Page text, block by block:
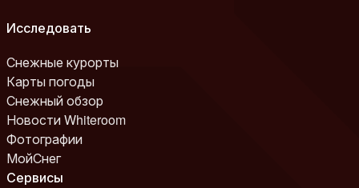
Исследовать
Снежные курорты
Карты погоды
Снежный обзор
Новости Whiteroom
Фотографии
МойСнег
Сервисы